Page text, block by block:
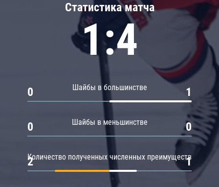
Статистика матча
1:4
Шайбы в большинстве
0 1
Шайбы в меньшинстве
0 0
Количество полученных численных преимуществ
2 1